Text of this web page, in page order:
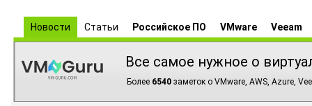
Новости Статьи Российское ПО VMware Veeam
Все самое нужное о
Более 6540 заметок о VMware, AWS, Azure,